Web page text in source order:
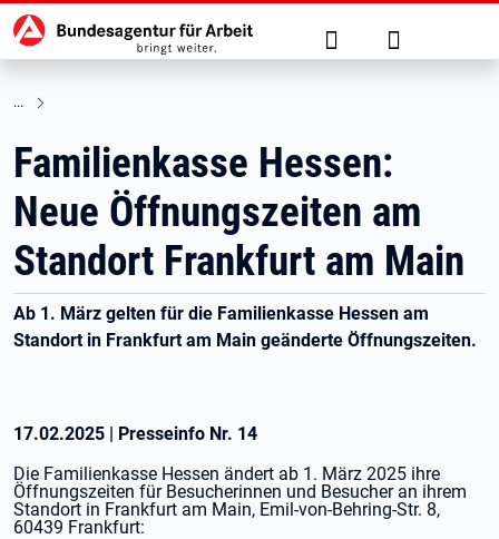
zu den Hauptinhalten springen
Hauptnavigation Suche Anmelden
Familienkasse Hessen:
Neue Öffnungszeiten am
Standort Frankfurt am Main
Ab 1. März gelten für die Familienkasse Hessen am
Standort in Frankfurt am Main geänderte Öffnungszeiten.
17.02.2025 | Presseinfo Nr. 14
Die Familienkasse Hessen ändert ab 1. März 2025 ihre
Öffnungszeiten für Besucherinnen und Besucher an ihrem
Standort in Frankfurt am Main, Emil-von-Behring-Str. 8,
60439 Frankfurt: